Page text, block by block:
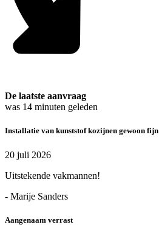
De laatste aanvraag
was 14 minuten geleden
Installatie van kunststof kozijnen gewoon fijn
20 juli 2026
Uitstekende vakmannen!
- Marije Sanders
Aangenaam verrast